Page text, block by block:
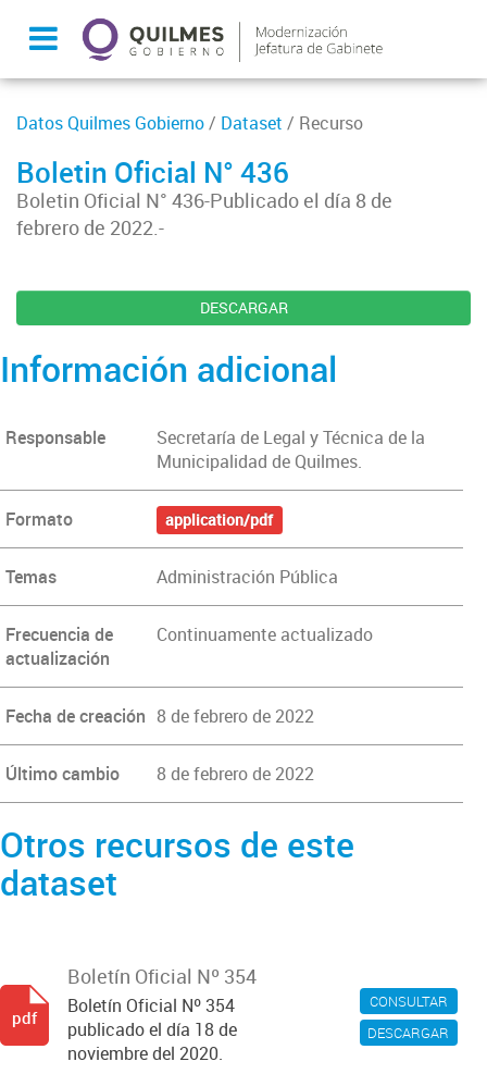
Datos Quilmes Gobierno/ Dataset / Recurso
Boletin Oficial N° 436
Boletin Oficial N° 436-Publicado el día 8 de
febrero de 2022.-
DESCARGAR
Información adicional
Responsable
Secretaría de Legal y Técnica de la
Municipalidad de Quilmes.
Formato application/pdf
Temas Administración Pública
Frecuencia de
actualización
Continuamente actualizado
Fecha de creación 8 de febrero de 2022
Último cambio 8 de febrero de 2022
Otros recursos de este
dataset
CONSULTAR
DESCARGAR
Boletín Oficial Nº 354
Boletín Oficial Nº 354
publicado el día 18 de
noviembre del 2020.
pdf